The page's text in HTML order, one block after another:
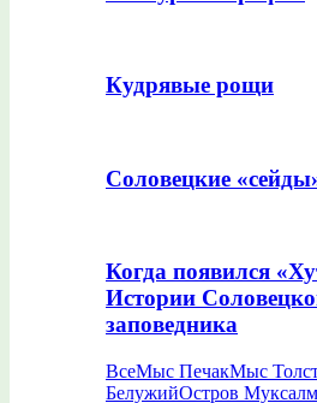
Кудрявые рощи
Соловецкие
Когда появился
Истории
заповедника
ВсеМыс ПечакМыс
БелужийОстров